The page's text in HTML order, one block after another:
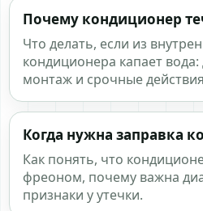
Почему кондиционер
Что делать, если из
кондиционера капает
монтаж и срочные
Когда нужна заправка
Как понять, что
фреоном, почему важна
признаки у утечки.